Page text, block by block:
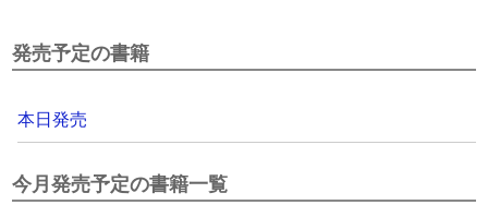
発売予定の書籍
本日発売
今月発売予定の書籍一覧